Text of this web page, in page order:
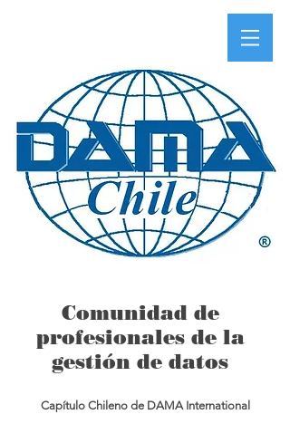
Comunidad de
profesionales de la
gestión de datos
Capítulo Chileno de DAMA International